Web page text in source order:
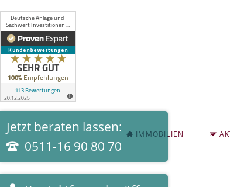
Jetzt beraten lassen:
0511-16 90 80 70
NAVIGATION
ÜBERSPRINGEN
IMMOBILIEN